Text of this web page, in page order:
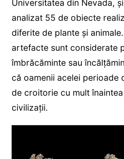
Universitatea din Nevada,
analizat 55 de obiecte
diferite de plante și
artefacte sunt considerate
îmbrăcăminte sau
că oamenii acelei perioade
de croitorie cu mult
civilizații.